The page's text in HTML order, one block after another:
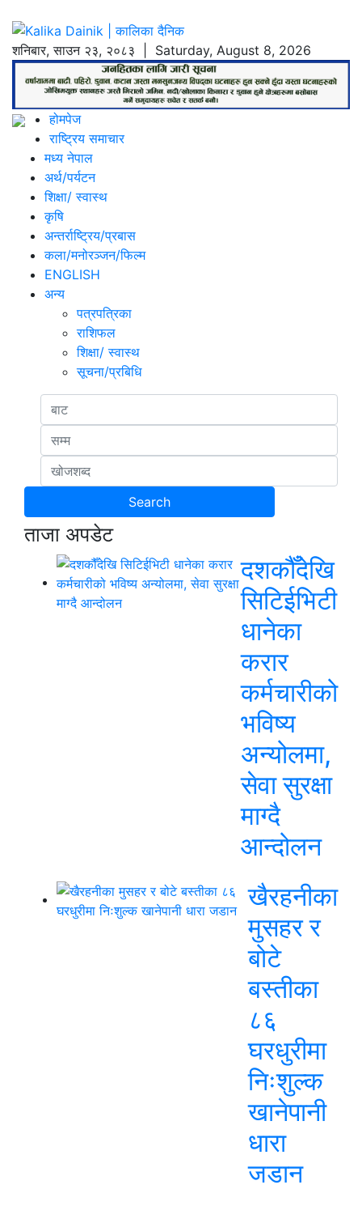
शनिबार,साउन २३, २०८३ | Saturday, August 8, 2026
होमपेज
राष्ट्रिय समाचार
मध्य नेपाल
अर्थ/पर्यटन
शिक्षा/ स्वास्थ
कृषि
अन्तर्राष्ट्रिय/प्रबास
कला/मनोरञ्जन/फिल्म
ENGLISH
अन्य
पत्रपत्रिका
राशिफल
शिक्षा/ स्वास्थ
सूचना/प्रबिधि
ताजा अपडेट
दशकौँदेखि
सिटिईभिटी
धानेका
करार
कर्मचारीको
भविष्य
अन्योलमा,
सेवा सुरक्षा
माग्दै
आन्दोलन
खैरहनीका
मुसहर र
बोटे
बस्तीका
८६
घरधुरीमा
निःशुल्क
खानेपानी
धारा
जडान